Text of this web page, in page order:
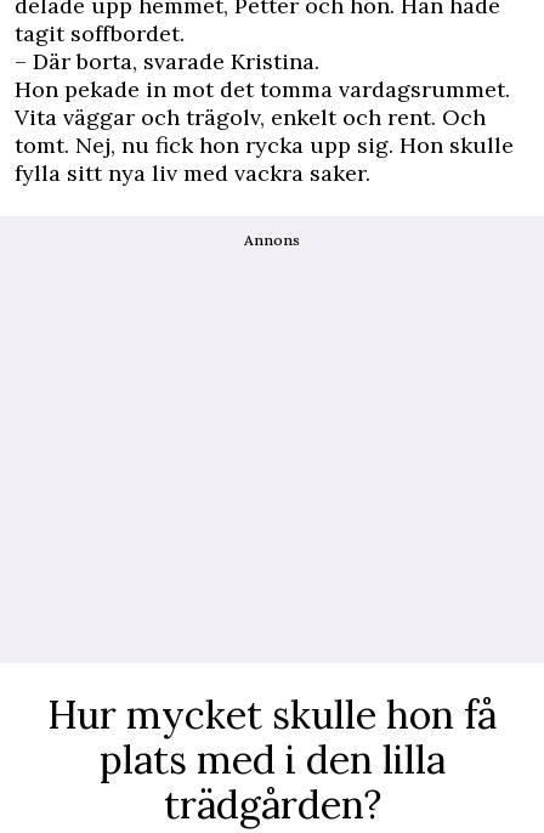
tagit ­soffbordet.
– Där borta, svarade Kristina.
Hon pekade in mot det tomma vardagsrummet.
Vita väggar och trägolv, enkelt och rent. Och
tomt. Nej, nu fick hon rycka upp sig. Hon skulle
fylla sitt nya liv med vackra saker.
Annons
Hur mycket skulle hon få
plats med i den lilla
trädgården?